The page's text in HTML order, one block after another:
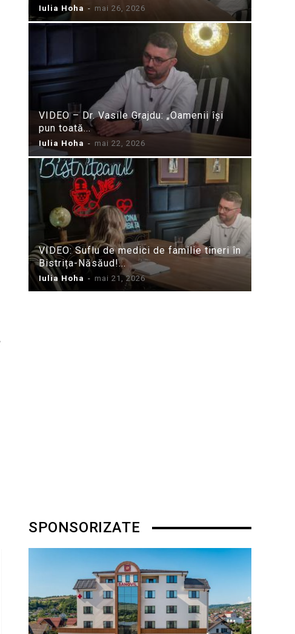
Iulia Hoha - mai 26, 2026
VIDEO – Dr. Vasile Grajdu: „Oamenii își
pun toată...
Iulia Hoha - mai 22, 2026
VIDEO: Suflu de medici de familie tineri în
Bistrița-Năsăud!...
Iulia Hoha - mai 21, 2026
SPONSORIZATE